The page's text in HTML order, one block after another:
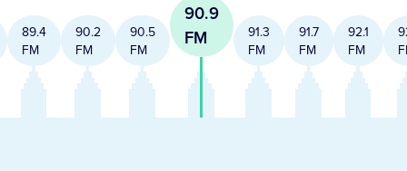
89.4
FM
90.2
FM
90.5
FM
90.9
FM
91.3
FM
91.7
FM
92.1
FM